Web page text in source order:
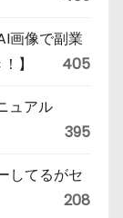
画像で副業
】
405
ュアル
395
してるがセ
208